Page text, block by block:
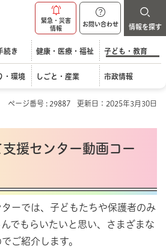
緊急・災害
情報
お問い合わせ 情報を探す
続き 健康・医療・福祉 子ども・教育
・環境 しごと・産業 市政情報
ページ番号 : 29887 更新日：2025年3月30日
援センター動画コー
ーでは、子どもたちや保護者のみ
でもらいたいと思い、さまざまな
ご紹介します。